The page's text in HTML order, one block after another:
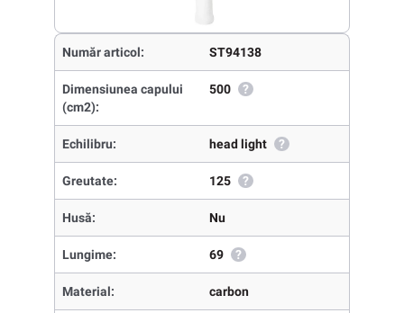
Număr articol: ST94138
Dimensiunea capului
(cm2):
500 ?
Echilibru: head light ?
Greutate: 125 ?
Husă: Nu
Lungime: 69 ?
Material: carbon